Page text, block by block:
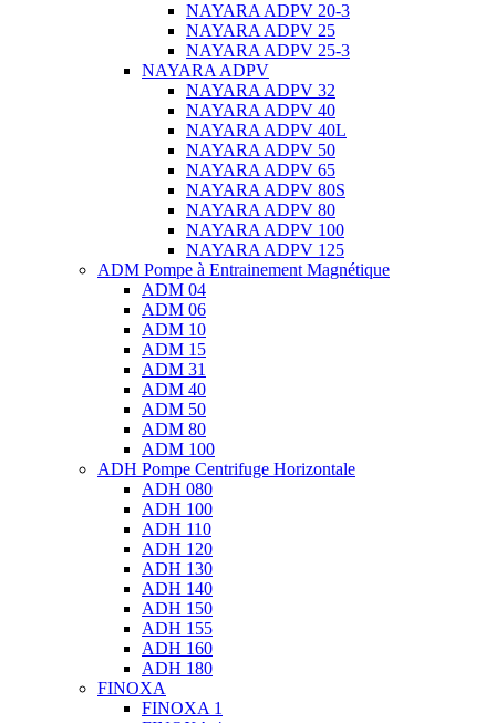
NAYARA ADPV 20-3
NAYARA ADPV 25
NAYARA ADPV 25-3
NAYARA ADPV
NAYARA ADPV 32
NAYARA ADPV 40
NAYARA ADPV 40L
NAYARA ADPV 50
NAYARA ADPV 65
NAYARA ADPV 80S
NAYARA ADPV 80
NAYARA ADPV 100
NAYARA ADPV 125
ADM Pompe à Entrainement Magnétique
ADM 04
ADM 06
ADM 10
ADM 15
ADM 31
ADM 40
ADM 50
ADM 80
ADM 100
ADH Pompe Centrifuge Horizontale
ADH 080
ADH 100
ADH 110
ADH 120
ADH 130
ADH 140
ADH 150
ADH 155
ADH 160
ADH 180
FINOXA
FINOXA 1